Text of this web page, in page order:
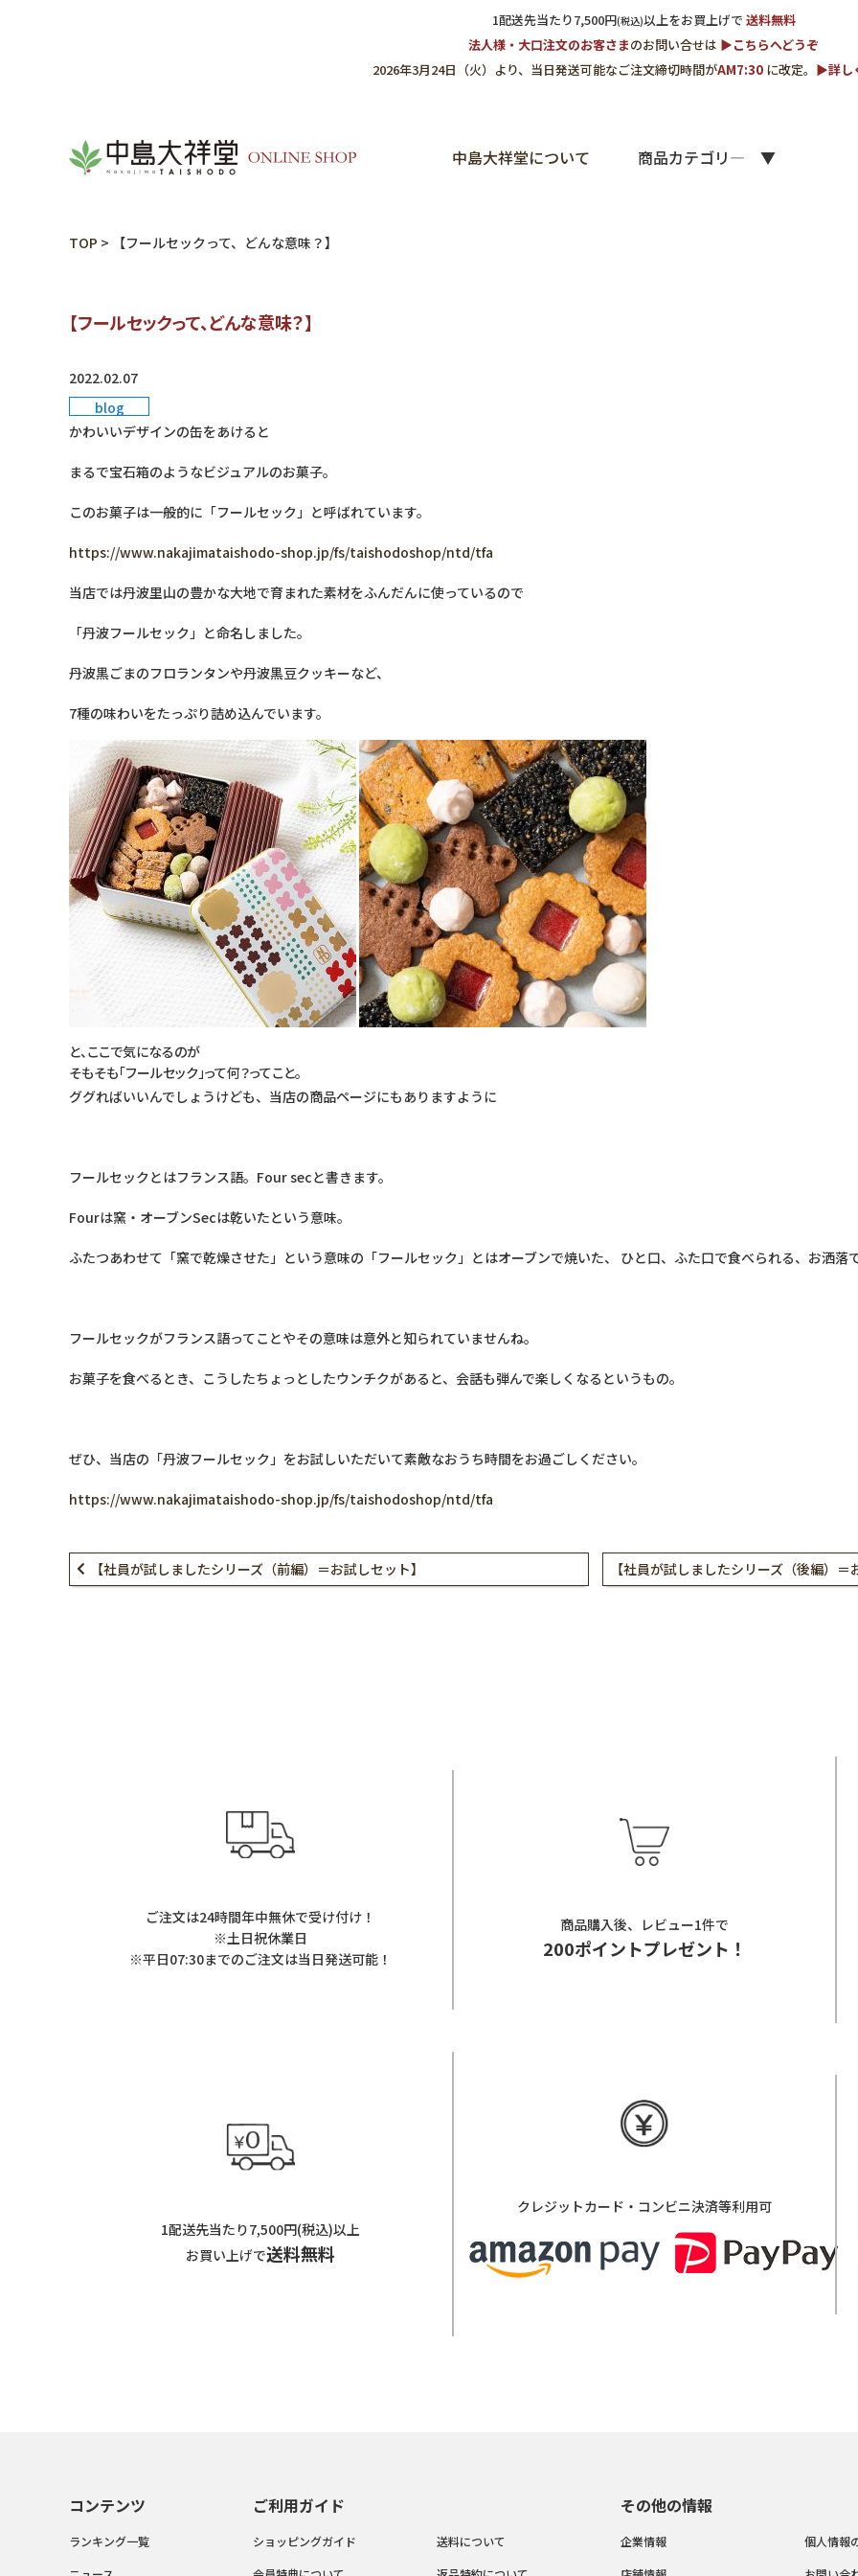
1配送先当たり7,500円(税込)以上をお買上げで 送料無料
法人様・大口注文のお客さまのお問い合せは ▶︎こちらへどうぞ
2026年3月24日（火）より、当日発送可能なご注文締切時間がAM7:30 に改定。 ▶︎詳し
中島大祥堂について 商品カテゴリ―
TOP > 【フールセックって、どんな意味？】
【フールセックって、どんな意味？】
2022.02.07
blog
かわいいデザインの缶をあけると
まるで宝石箱のようなビジュアルのお菓子。
このお菓子は一般的に「フールセック」と呼ばれています。
https://www.nakajimataishodo-shop.jp/fs/taishodoshop/ntd/tfa
当店では丹波里山の豊かな大地で育まれた素材をふんだんに使っているので
「丹波フールセック」と命名しました。
丹波黒ごまのフロランタンや丹波黒豆クッキーなど、
7種の味わいをたっぷり詰め込んでいます。
と、ここで気になるのが
そもそも「フールセック」って何？ってこと。
ググればいいんでしょうけども、当店の商品ページにもありますように
フールセックとはフランス語。Four secと書きます。
Fourは窯・オーブンSecは乾いたという意味。
ふたつあわせて「窯で乾燥させた」という意味の「フールセック」とはオーブンで焼いた、 ひと口、ふた口で食べられる、お洒落
フールセックがフランス語ってことやその意味は意外と知られていませんね。
お菓子を食べるとき、こうしたちょっとしたウンチクがあると、会話も弾んで楽しくなるというもの。
ぜひ、当店の「丹波フールセック」をお試しいただいて素敵なおうち時間をお過ごしください。
https://www.nakajimataishodo-shop.jp/fs/taishodoshop/ntd/tfa
【社員が試しましたシリーズ（前編）＝お試しセット】 【社員が試しましたシリーズ（後編）＝
ご注文は24時間年中無休で受け付け！
※土日祝休業日
※平日07:30までのご注文は当日発送可能！
商品購入後、レビュー1件で
200ポイントプレゼント！
1配送先当たり7,500円(税込)以上
お買い上げで送料無料
クレジットカード・コンビニ決済等利用可
コンテンツ
ランキング一覧
ご利用ガイド
ショッピングガイド
送料について
その他の情報
企業情報
個人情報